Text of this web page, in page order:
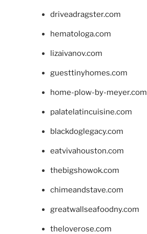
driveadragster.com
hematologa.com
lizaivanov.com
guesttinyhomes.com
home-plow-by-meyer.com
palatelatincuisine.com
blackdoglegacy.com
eatvivahouston.com
thebigshowok.com
chimeandstave.com
greatwallseafoodny.com
theloverose.com